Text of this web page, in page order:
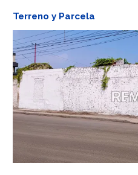
Terreno y Parcela